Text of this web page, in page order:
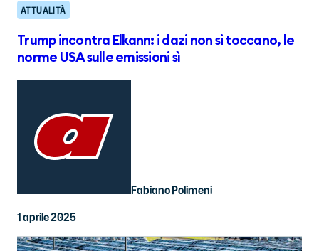
ATTUALITÀ
Trump incontra Elkann: i dazi non si toccano, le
norme USA sulle emissioni sì
Fabiano Polimeni
1 aprile 2025